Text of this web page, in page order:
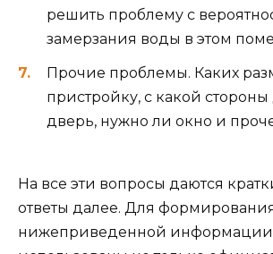
решить проблему с
замерзания воды в этом
Прочие проблемы. Каких
пристройку, с какой
дверь, нужно ли окно и
На все эти вопросы даются
ответы далее. Для
нижеприведенной